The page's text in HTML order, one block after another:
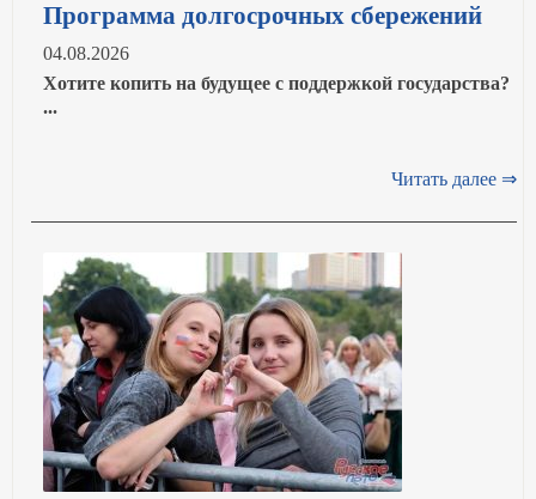
Программа долгосрочных сбережений
04.08.2026
Хотите копить на будущее с поддержкой государства?
...
Читать далее ⇒